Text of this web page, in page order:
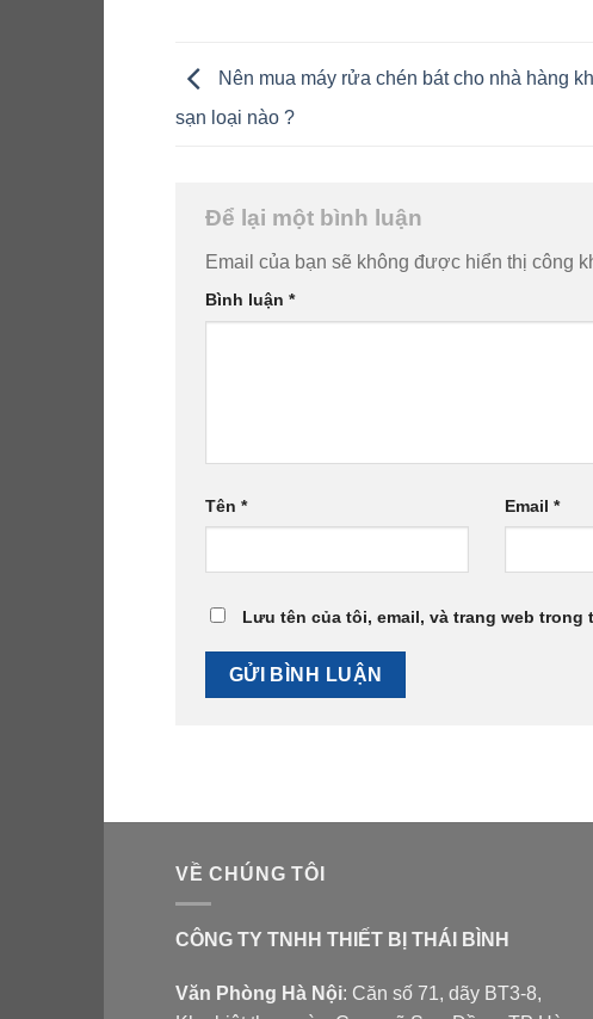
Nên mua máy rửa chén bát cho nhà hàng
sạn loại nào ?
Để lại một bình luận
Email của bạn sẽ không được hiển thị công
Bình luận *
Tên * Email *
Lưu tên của tôi, email, và trang web
VỀ CHÚNG TÔI
CÔNG TY TNHH THIẾT BỊ THÁI BÌNH
Văn Phòng Hà Nội: Căn số 71, dãy BT3-8,